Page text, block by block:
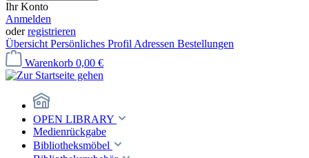
Ihr Konto
Anmelden
oderregistrieren
Übersicht Persönliches Profil Adressen Bestellungen
Warenkorb 0,00 €
OPEN LIBRARY
Medienrückgabe
Bibliotheksmöbel